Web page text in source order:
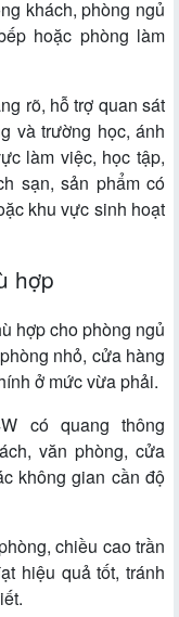
khách, phòng ngủ
hoặc phòng làm
rõ, hỗ trợ quan sát
và trường học, ánh
làm việc, học tập,
sạn, sản phẩm có
khu vực sinh hoạt
hợp
hợp cho phòng ngủ
nhỏ, cửa hàng
ở mức vừa phải.
có quang thông
văn phòng, cửa
không gian cần độ
chiều cao trần
hiệu quả tốt, tránh